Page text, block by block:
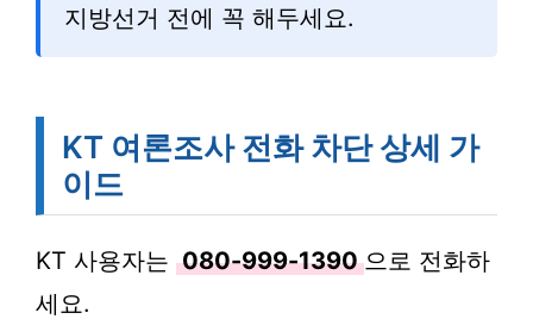
지방선거 전에 꼭 해두세요.
KT 여론조사 전화 차단 상세 가
이드
KT 사용자는 080-999-1390 으로 전화하
세요.